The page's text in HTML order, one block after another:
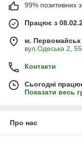
99% позитивних з
Працює з
м. Первомайськ
вул.Одеська 2,
Контакти
Сьогодні
Показати весь
Про нас